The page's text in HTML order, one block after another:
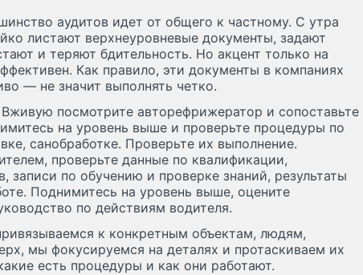
аудитов идет от общего к частному. С утра
листают верхнеуровневые документы, задают
и теряют бдительность. Но акцент только на
Как правило, эти документы в компаниях
— не значит выполнять четко.
посмотрите авторефрижератор и сопоставьте
на уровень выше и проверьте процедуры по
санобработке. Проверьте их выполнение.
проверьте данные по квалификации,
по обучению и проверке знаний, результаты
Поднимитесь на уровень выше, оцените
по действиям водителя.
к конкретным объектам, людям,
мы фокусируемся на деталях и протаскиваем их
есть процедуры и как они работают.